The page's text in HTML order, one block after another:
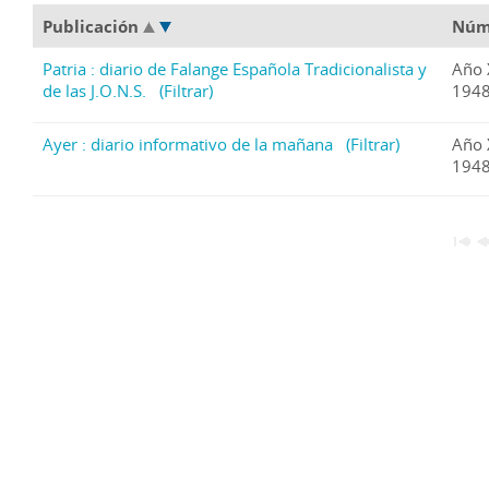
Publicación
Patria : diario de Falange Española Tradicionalista y
de las J.O.N.S.
(Filtrar)
Año
Ayer : diario informativo de la mañana (Filtrar)
Año